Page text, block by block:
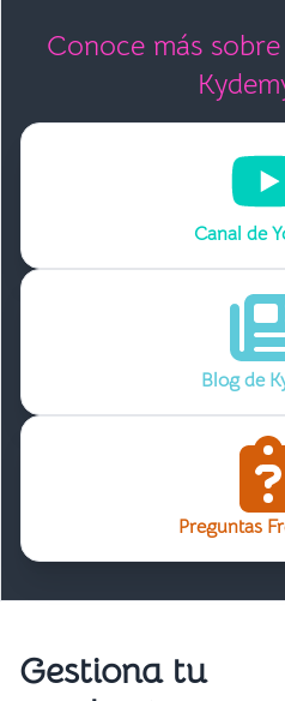
Conoce más
Canal de
Blog de
Preguntas
Gestiona tu